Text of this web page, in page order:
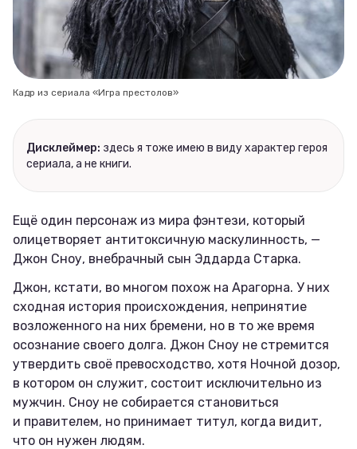
Кадр из сериала «Игра престолов»
Дисклеймер: здесь я тоже имею в виду характер героя
сериала, а не книги.
Ещё один персонаж из мира фэнтези, который
олицетворяет антитоксичную маскулинность, —
Джон Сноу, внебрачный сын Эддарда Старка.
Джон, кстати, во многом похож на Арагорна. У них
сходная история происхождения, непринятие
возложенного на них бремени, но в то же время
осознание своего долга. Джон Сноу не стремится
утвердить своё превосходство, хотя Ночной дозор,
в котором он служит, состоит исключительно из
мужчин. Сноу не собирается становиться
и правителем, но принимает титул, когда видит,
что он нужен людям.